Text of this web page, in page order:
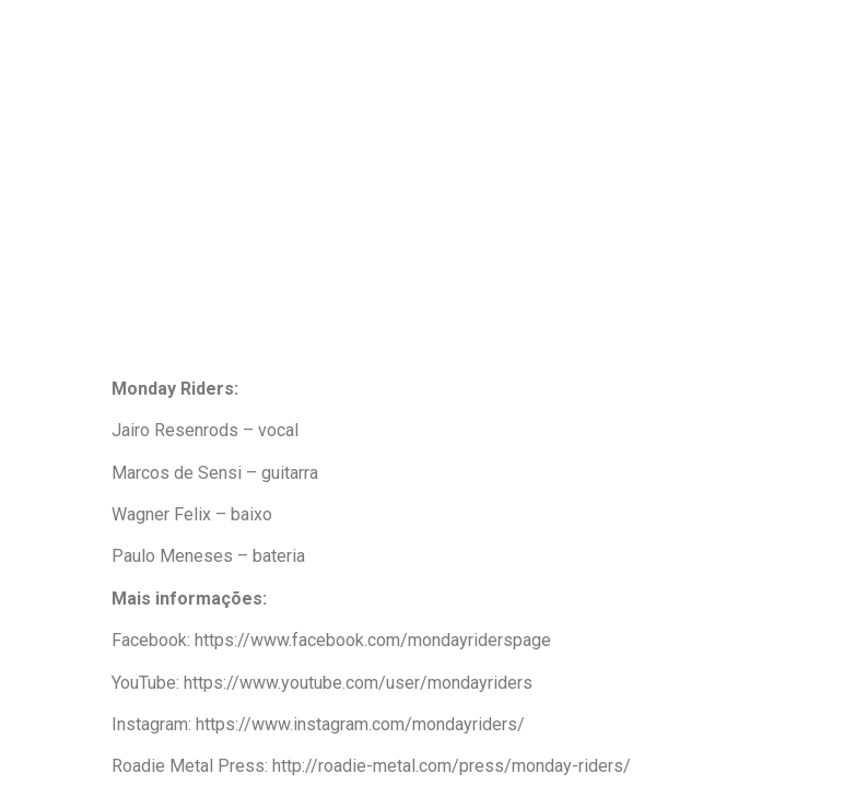
Monday Riders:
Jairo Resenrods – vocal
Marcos de Sensi – guitarra
Wagner Felix – baixo
Paulo Meneses – bateria
Mais informações:
Facebook: https://www.facebook.com/mondayriderspage
YouTube: https://www.youtube.com/user/mondayriders
Instagram: https://www.instagram.com/mondayriders/
Roadie Metal Press: http://roadie-metal.com/press/monday-riders/